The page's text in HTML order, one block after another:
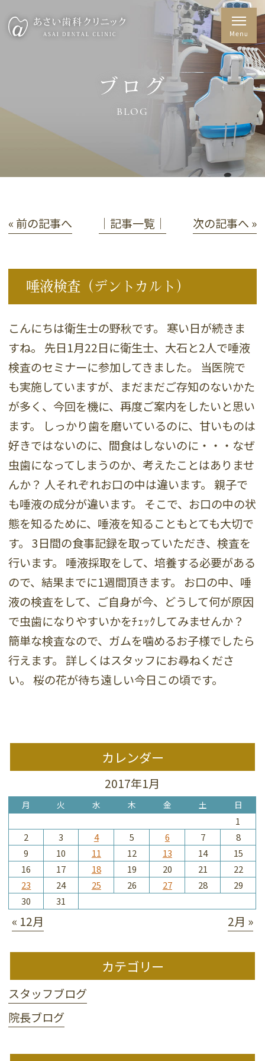
ブログ
BLOG
« 前の記事へ │記事一覧│ 次の記事へ »
唾液検査（デントカルト）
こんにちは衛生士の野秋です。 寒い日が続きま
すね。 先日1月22日に衛生士、大石と2人で唾液
検査のセミナーに参加してきました。 当医院で
も実施していますが、まだまだご存知のないかた
が多く、今回を機に、再度ご案内をしたいと思い
ます。 しっかり歯を磨いているのに、甘いものは
好きではないのに、間食はしないのに・・・なぜ
虫歯になってしまうのか、考えたことはありませ
んか？ 人それぞれお口の中は違います。 親子で
も唾液の成分が違います。 そこで、お口の中の状
態を知るために、唾液を知ることもとても大切で
す。 3日間の食事記録を取っていただき、検査を
行います。 唾液採取をして、培養する必要がある
ので、結果までに1週間頂きます。 お口の中、唾
液の検査をして、ご自身が今、どうして何が原因
で虫歯になりやすいかをﾁｪｯｸしてみませんか？
簡単な検査なので、ガムを噛めるお子様でしたら
行えます。 詳しくはスタッフにお尋ねくださ
い。 桜の花が待ち遠しい今日この頃です。
カレンダー
2017年1月
月 火 水 木 金 土 日
1
2
3 4 5 6 7
8
9
10 11 12 13 14
15
16
17 18 19 20 21
22
23
24 25 26 27 28
29
30
31
« 12月 2月 »
カテゴリー
スタッフブログ
院長ブログ